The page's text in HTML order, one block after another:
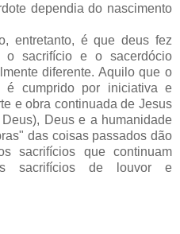
dependia do nascimento
entretanto, é que deus fez
sacrifício e o sacerdócio
diferente. Aquilo que o
é cumprido por iniciativa e
e obra continuada de Jesus
Deus e a humanidade
das coisas passados dão
sacrifícios que continuam
sacrifícios de louvor e